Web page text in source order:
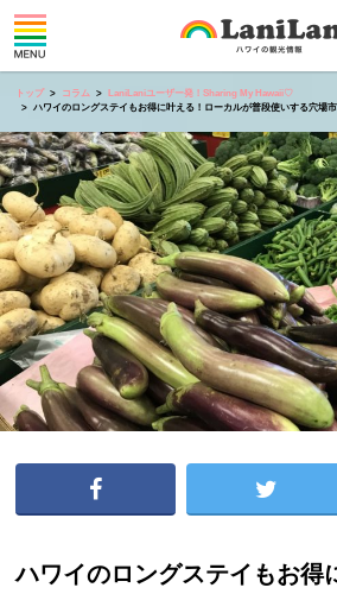
トップ コラム
LaniLaniユーザー発！Sharing My Hawaii♡
ハワイのロングステイもお得に叶える！ローカルが普段使いする穴場
ハワイのロングステイもお得